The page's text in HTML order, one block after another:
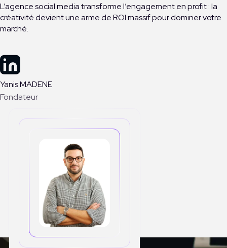
L’agence social media transforme l’engagement en profit : la
créativité devient une arme de ROI massif pour dominer votre
marché.
Yanis MADENE
Fondateur